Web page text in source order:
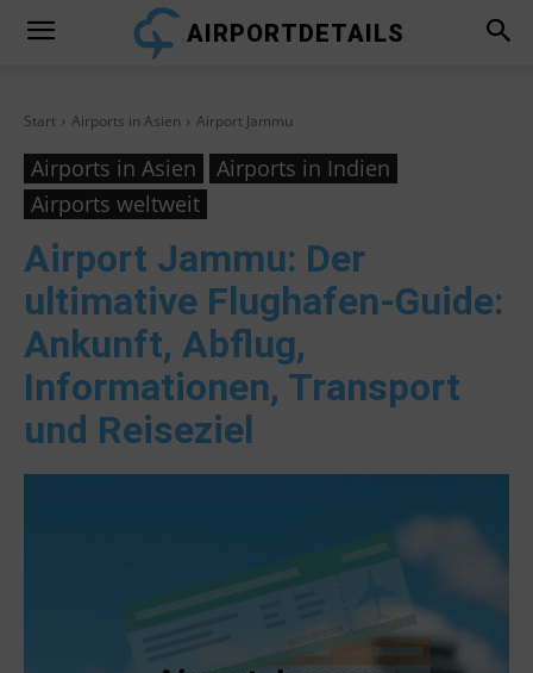
AIRPORTDETAILS
Start Airports in Asien Airport Jammu
Airports in Asien
Airports in Indien
Airports weltweit
Airport Jammu: Der
ultimative Flughafen-Guide:
Ankunft, Abflug,
Informationen, Transport
und Reiseziel